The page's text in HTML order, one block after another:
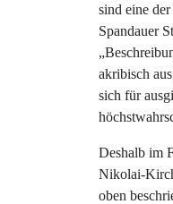
sind eine
Spandauer
akribisch
sich für
Deshalb im
Nikolai-
oben